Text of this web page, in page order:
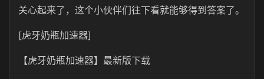
关心起来了，这个小伙伴们往下看就能够得到答案了。
[虎牙奶瓶加速器]
【虎牙奶瓶加速器】最新版下载